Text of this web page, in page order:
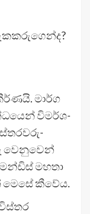
මාර්ග
විම­ර්ශ­
වෙනු­වෙන්
මහතා
කීවේය.